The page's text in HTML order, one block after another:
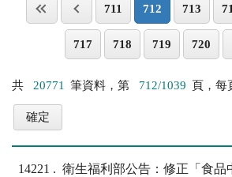
711 712 713
717 718 719 720
共 20771 筆資料，第 712/1039 頁，每
14221
衛生福利部公告：修正「食品